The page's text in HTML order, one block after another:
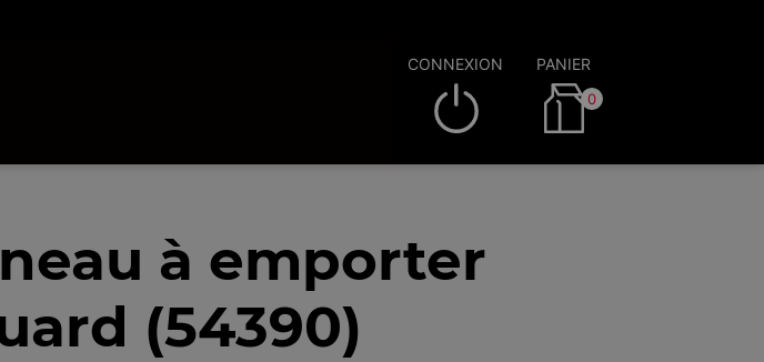
CONNEXION PANIER
0
à emporter
(54390)